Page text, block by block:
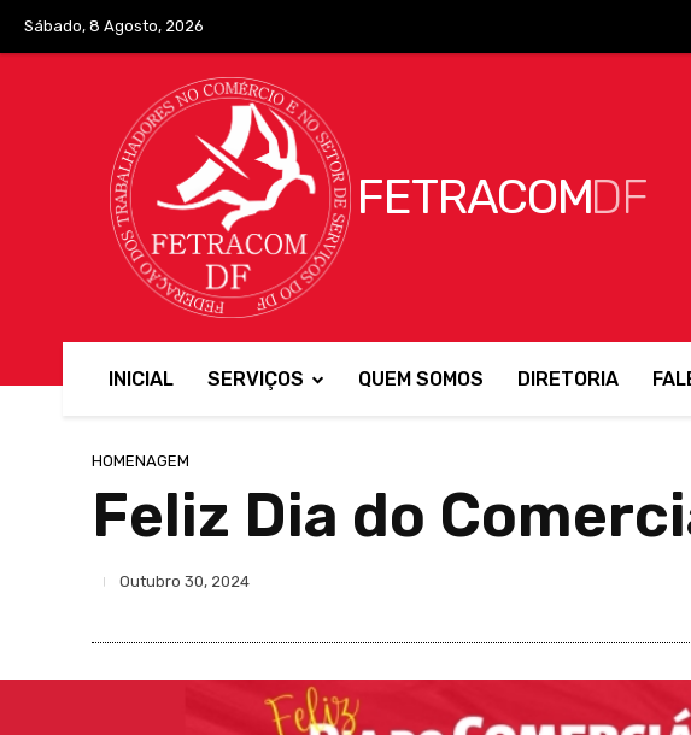
Sábado, 8 Agosto, 2026
FETRACOMDF
INICIAL SERVIÇOS QUEM SOMOS DIRETORIA
HOMENAGEM
Feliz Dia do
Outubro 30, 2024